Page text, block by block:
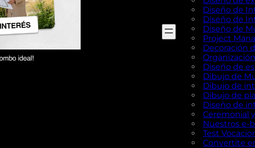
Diseño de
Diseño de
Diseño de
Project
Decoración
Diseño de
Dibujo de
Dibujo de
Dibujo de
Diseño de
Ceremonial
Nuestros e-
Test
Convertite